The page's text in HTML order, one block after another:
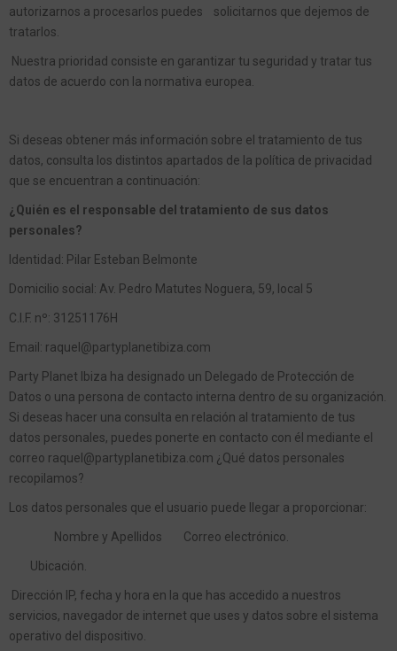
autorizarnos a procesarlos puedes solicitarnos que dejemos de
tratarlos.
Nuestra prioridad consiste en garantizar tu seguridad y tratar tus
datos de acuerdo con la normativa europea.
Si deseas obtener más información sobre el tratamiento de tus
datos, consulta los distintos apartados de la política de privacidad
que se encuentran a continuación:
¿Quién es el responsable del tratamiento de sus datos
personales?
Identidad: Pilar Esteban Belmonte
Domicilio social: Av. Pedro Matutes Noguera, 59, local 5
C.I.F. nº: 31251176H
Email: raquel@partyplanetibiza.com
Party Planet Ibiza ha designado un Delegado de Protección de
Datos o una persona de contacto interna dentro de su organización.
Si deseas hacer una consulta en relación al tratamiento de tus
datos personales, puedes ponerte en contacto con él mediante el
correo raquel@partyplanetibiza.com ¿Qué datos personales
recopilamos?
Los datos personales que el usuario puede llegar a proporcionar:
Nombre y Apellidos Correo electrónico.
Ubicación.
Dirección IP, fecha y hora en la que has accedido a nuestros
servicios, navegador de internet que uses y datos sobre el sistema
operativo del dispositivo.